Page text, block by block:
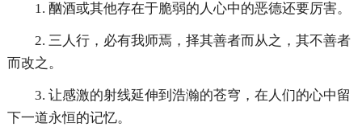
1. 酗酒或其他存在于脆弱的人心中的恶德还要厉害。
2. 三人行，必有我师焉，择其善者而从之，其不善者
而改之。
3. 让感激的射线延伸到浩瀚的苍穹，在人们的心中留
下一道永恒的记忆。